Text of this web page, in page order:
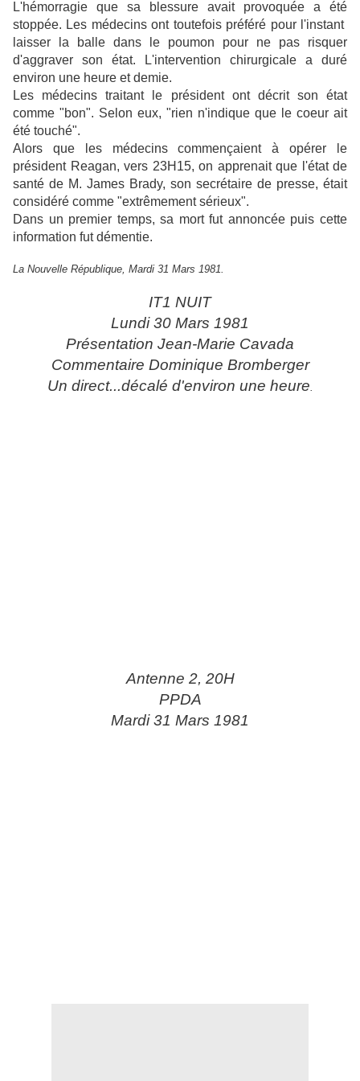
L'hémorragie que sa blessure avait provoquée a été
stoppée. Les médecins ont toutefois préféré pour l'instant
laisser la balle dans le poumon pour ne pas risquer
d'aggraver son état. L'intervention chirurgicale a duré
environ une heure et demie.
Les médecins traitant le président ont décrit son état
comme "bon". Selon eux, "rien n'indique que le coeur ait
été touché".
Alors que les médecins commençaient à opérer le
président Reagan, vers 23H15, on apprenait que l'état de
santé de M. James Brady, son secrétaire de presse, était
considéré comme "extrêmement sérieux".
Dans un premier temps, sa mort fut annoncée puis cette
information fut démentie.
La Nouvelle République, Mardi 31 Mars 1981.
IT1 NUIT
Lundi 30 Mars 1981
Présentation Jean-Marie Cavada
Commentaire Dominique Bromberger
Un direct...décalé d'environ une heure.
Antenne 2, 20H
PPDA
Mardi 31 Mars 1981